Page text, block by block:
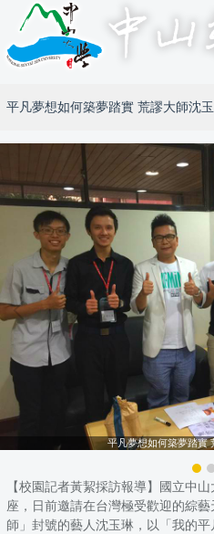
平凡夢想如何築夢踏實 荒謬大師沈
平凡夢想如何築夢踏實
【校園記者黃絜採訪報導】國立中
座，日前邀請在台灣極受歡迎的綜
師」封號的藝人沈玉琳，以「我的